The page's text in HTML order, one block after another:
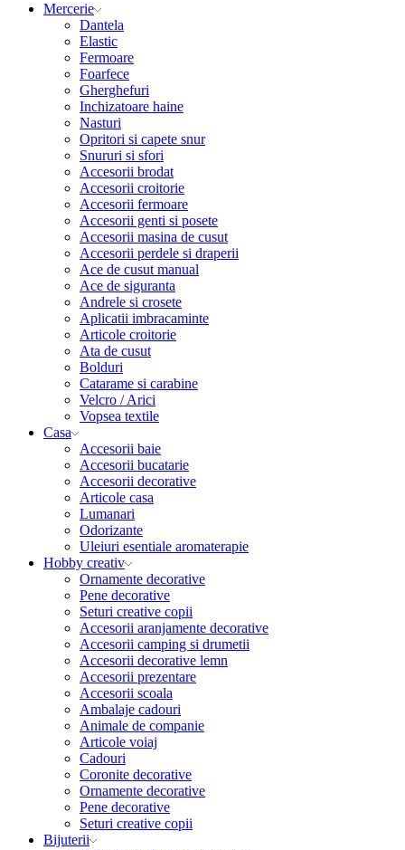
Mercerie
Dantela
Elastic
Fermoare
Foarfece
Gherghefuri
Inchizatoare haine
Nasturi
Opritori si capete snur
Snururi si sfori
Accesorii brodat
Accesorii croitorie
Accesorii fermoare
Accesorii genti si posete
Accesorii masina de cusut
Accesorii perdele si draperii
Ace de cusut manual
Ace de siguranta
Andrele si crosete
Aplicatii imbracaminte
Articole croitorie
Ata de cusut
Bolduri
Catarame si carabine
Velcro / Arici
Vopsea textile
Casa
Accesorii baie
Accesorii bucatarie
Accesorii decorative
Articole casa
Lumanari
Odorizante
Uleiuri esentiale aromaterapie
Hobby creativ
Ornamente decorative
Pene decorative
Seturi creative copii
Accesorii aranjamente decorative
Accesorii camping si drumetii
Accesorii decorative lemn
Accesorii prezentare
Accesorii scoala
Ambalaje cadouri
Animale de companie
Articole voiaj
Cadouri
Coronite decorative
Ornamente decorative
Pene decorative
Seturi creative copii
Bijuterii